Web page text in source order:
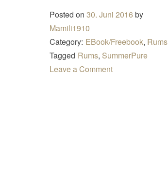
Posted on 30. Juni 2016 by
Mamili1910
Category: EBook/Freebook, Rums
Tagged Rums, SummerPure
Leave a Comment